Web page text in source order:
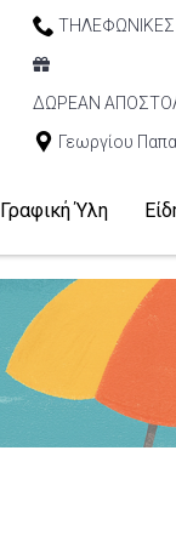
ΤΗΛΕΦΩΝΙΚΕΣ
ΔΩΡΕΑΝ
Γεωργίου
Γραφική Ύλη